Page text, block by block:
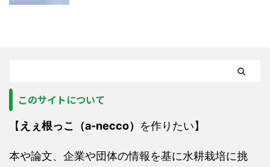
このサイトについて
【 えぇ根っこ（a-necco） を作りたい】
本や論文、企業や団体の情報を基に水耕栽培に挑